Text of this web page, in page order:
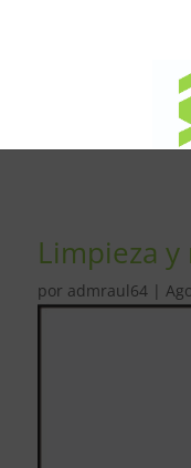
Limpieza
por admraul64|